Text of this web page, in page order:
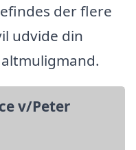
der flere
udvide din
v/Peter